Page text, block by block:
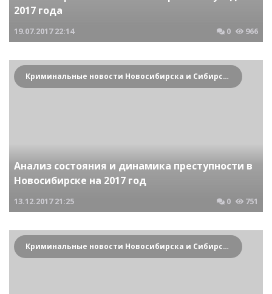
2017 года
19.07.2017 22:14 0 966
Криминальные новости Новосибирска и Сибирского региона
Анализ состояния и динамика преступности в
Новосибирске на 2017 год
13.12.2017 21:25 0 751
Криминальные новости Новосибирска и Сибирского региона